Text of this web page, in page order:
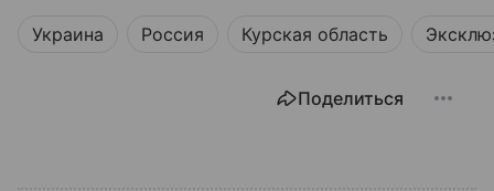
Украина Россия Курская область
Поделиться